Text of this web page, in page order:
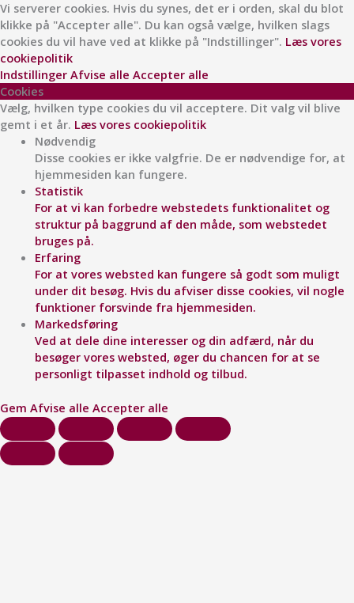
Vi serverer cookies. Hvis du synes, det er i orden, skal du blot
klikke på "Accepter alle". Du kan også vælge, hvilken slags
cookies du vil have ved at klikke på "Indstillinger". Læs vores
cookiepolitik
Indstillinger Afvise alle Accepter alle
Cookies
Vælg, hvilken type cookies du vil acceptere. Dit valg vil blive
gemt i et år. Læs vores cookiepolitik
Nødvendig
Disse cookies er ikke valgfrie. De er nødvendige for, at
hjemmesiden kan fungere.
Statistik
For at vi kan forbedre webstedets funktionalitet og
struktur på baggrund af den måde, som webstedet
bruges på.
Erfaring
For at vores websted kan fungere så godt som muligt
under dit besøg. Hvis du afviser disse cookies, vil nogle
funktioner forsvinde fra hjemmesiden.
Markedsføring
Ved at dele dine interesser og din adfærd, når du
besøger vores websted, øger du chancen for at se
personligt tilpasset indhold og tilbud.
Gem Afvise alle Accepter alle